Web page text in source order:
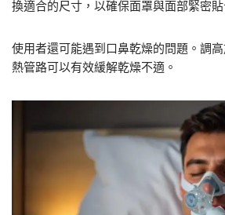
換適合的尺寸，以確保面罩與面部緊密貼
使用者還可能遇到口鼻乾燥的問題。調
熱管路可以有效緩解乾燥不適。